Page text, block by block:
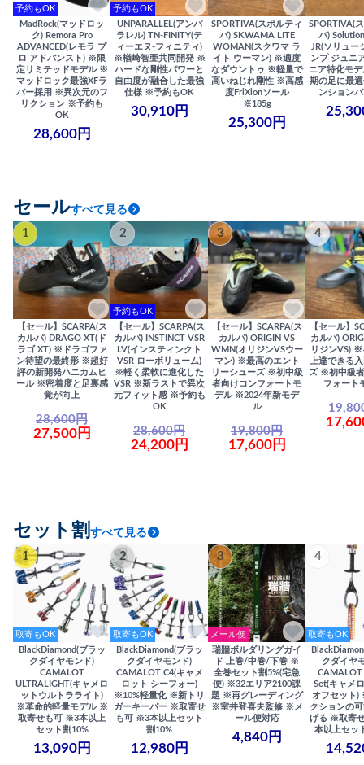
予約もOK
MadRock(マッドロッ
ク) Remora Pro
ADVANCED(レモラ プ
ロ アドバンスト) ※限
定リミテッドモデル ※
マッドロック最強XFラ
バー採用 ※異次元のフ
リクション ※予約も
OK
28,600円
予約もOK
UNPARALLEL(アンパ
ラレル) TN-FINITY(テ
ィーエヌ-フィニティ)
※楢崎智亜共同開発 ※
ハードな剛性パワーと
自由度が融合した最強
仕様 ※予約もOK
30,910円
SPORTIVA(スポルティ
バ) SKWAMA LITE
WOMAN(スクワマ ラ
イト ウーマン) ※適度
なダウントゥ ※軽量で
高いねじれ剛性 ※高感
度FriXionソール
※185g
25,300円
SPORTIVA(
バ)
JR(ソリュー
ンプ ジュニ
ニア特化モ
期の足に最
ンション
セールすべて見る
1
【セール】SCARPA(ス
カルパ) DRAGO XT(ド
ラゴ XT) ※ドラゴファ
ン待望の最終形 ※超好
評の新開発ハニカムヒ
ール ※密着度と足裏感
覚が向上
28,600円
27,500円
2
予約もOK
【セール】SCARPA(ス
カルパ) INSTINCT VSR
LV(インスティンクト
VSR ローボリューム)
※軽く柔軟に進化した
VSR ※新ラストで異次
元フィット感 ※予約も
OK
28,600円
24,200円
3
【セール】SCARPA(ス
カルパ) ORIGIN VS
WMN(オリジンVSウー
マン) ※最高のエント
リーシューズ ※初中級
者向けコンフォートモ
デル ※2024年新モデ
ル
19,800円
17,600円
4
【セール】
カルパ)
リジンVS) ※
上達できる
ズ ※初中級
フォート
セット割 すべて見る
1
取寄もOK
BlackDiamond(ブラッ
クダイヤモンド)
CAMALOT
ULTRALIGHT(キャメロ
ットウルトラライト)
※革命的軽量モデル ※
取寄せも可 ※3本以上
セット割10%
13,090円
2
取寄もOK
BlackDiamond(ブラッ
クダイヤモンド)
CAMALOT C4(キャメ
ロット シーフォー)
※10%軽量化 ※新トリ
ガーキーパー ※取寄せ
も可 ※3本以上セット
割10%
12,980円
3
メール便
瑞牆ボルダリングガイ
ド 上巻/中巻/下巻 ※
全巻セット割5%(宅急
便) ※32エリア2100課
題 ※再グレーディング
※室井登喜夫監修 ※メ
ール便対応
4,840円
4
取寄もOK
クダイヤ
Set(キャメ
オフセット)
クションの
げる ※取寄
本以上セッ